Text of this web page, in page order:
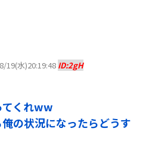
19(水)20:19:48 ID:2gH
てくれww
の状況になったらどうす